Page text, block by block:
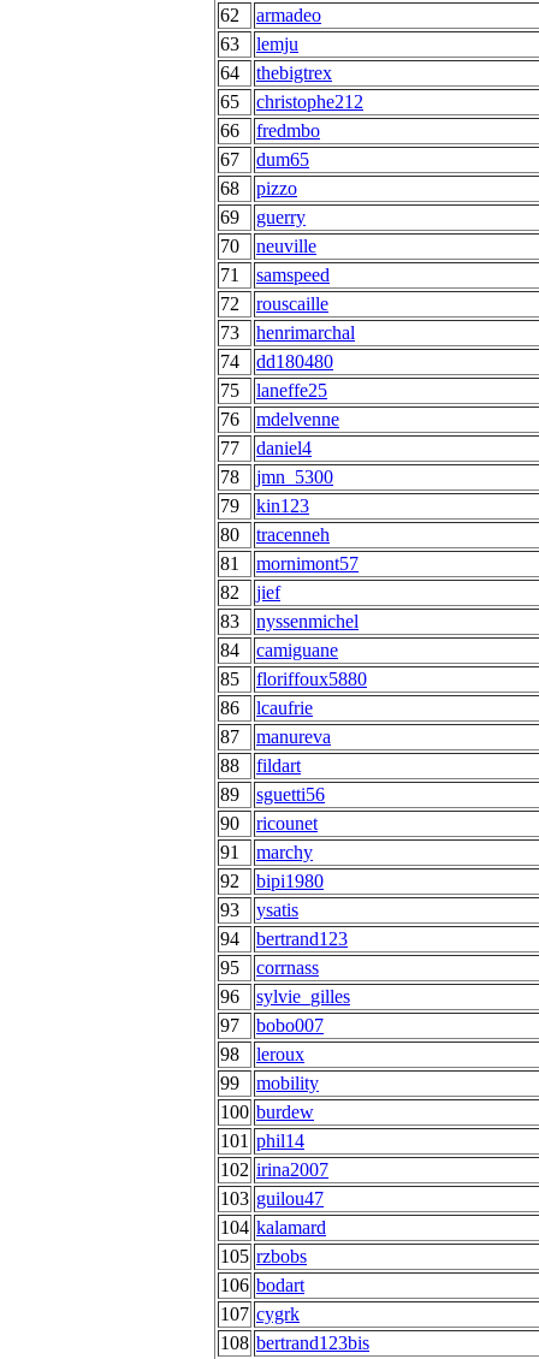
62
armadeo
63
lemju
64
thebigtrex
65
christophe212
66
fredmbo
67
dum65
68
pizzo
69
guerry
70
neuville
71
samspeed
72
rouscaille
73
henrimarchal
74
dd180480
75
laneffe25
76
mdelvenne
77
daniel4
78
jmn_5300
79
kin123
80
tracenneh
81
mornimont57
82
jief
83
nyssenmichel
84
camiguane
85
floriffoux5880
86
lcaufrie
87
manureva
88
fildart
89
sguetti56
90
ricounet
91
marchy
92
bipi1980
93
ysatis
94
bertrand123
95
corrnass
96
sylvie_gilles
97
bobo007
98
leroux
99
mobility
100 burdew
101 phil14
102 irina2007
103 guilou47
104 kalamard
105 rzbobs
106 bodart
107 cygrk
108 bertrand123bis